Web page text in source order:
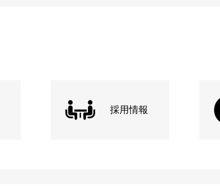
採用情報